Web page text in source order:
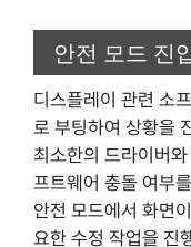
안전 모드 진
디스플레이 관련 소
로 부팅하여 상황을
최소한의 드라이버
프트웨어 충돌 여부
안전 모드에서 화면
요한 수정 작업을 진